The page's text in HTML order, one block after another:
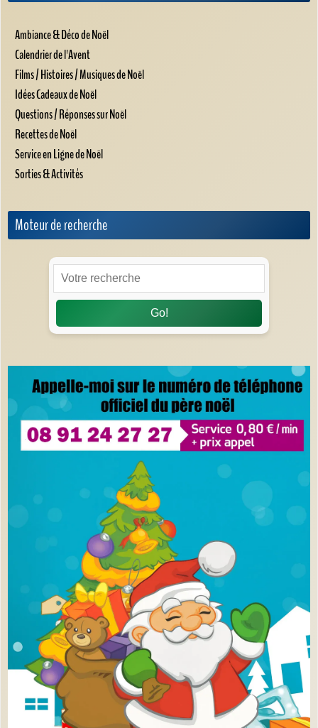
Ambiance & Déco de Noël
Calendrier de l'Avent
Films / Histoires / Musiques de Noël
Idées Cadeaux de Noël
Questions / Réponses sur Noël
Recettes de Noël
Service en Ligne de Noël
Sorties & Activités
Moteur de recherche
Go!